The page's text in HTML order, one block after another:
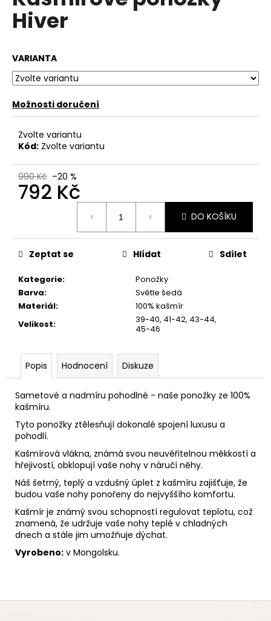
0,0
Hiver
VARIANTA
Možnosti doručení
Zvolte variantu
Kód: Zvolte variantu
990 Kč –20 %
792 Kč
DO KOŠÍKU
Kategorie:
Ponožky
Barva:
Světle šedá
Materiál:
100% kašmír
Velikost:
39-40, 41-42, 43-44,
45-46
Zeptat se Hlídat Sdílet
Popis Hodnocení Diskuze
Sametové a nadmíru pohodlné - naše ponožky ze 100%
kašmíru.
Tyto ponožky ztělesňují dokonalé spojení luxusu a
pohodlí.
Kašmírová vlákna, známá svou neuvěřitelnou měkkostí a
hřejivostí, obklopují vaše nohy v náručí něhy.
Náš šetrný, teplý a vzdušný úplet z kašmíru zajišťuje, že
budou vaše nohy ponořeny do nejvyššího komfortu.
Kašmír je známý svou schopností regulovat teplotu, což
znamená, že udržuje vaše nohy teplé v chladných
dnech a stále jim umožňuje dýchat.
Vyrobeno: v Mongolsku.
a
j
t
?
u
č
u
e
m
Z